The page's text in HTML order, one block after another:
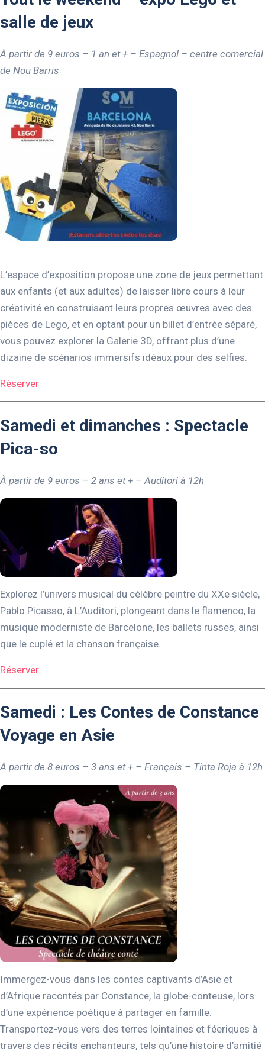
salle de jeux
À partir de 9 euros – 1 an et + – Espagnol – centre comercial
de Nou Barris
L’espace d’exposition propose une zone de jeux permettant
aux enfants (et aux adultes) de laisser libre cours à leur
créativité en construisant leurs propres œuvres avec des
pièces de Lego, et en optant pour un billet d’entrée séparé,
vous pouvez explorer la Galerie 3D, offrant plus d’une
dizaine de scénarios immersifs idéaux pour des selfies.
Réserver
Samedi et dimanches : Spectacle
Pica-so
À partir de 9 euros – 2 ans et + – Auditori à 12h
Explorez l’univers musical du célèbre peintre du XXe siècle,
Pablo Picasso, à L’Auditori, plongeant dans le flamenco, la
musique moderniste de Barcelone, les ballets russes, ainsi
que le cuplé et la chanson française.
Réserver
Samedi : Les Contes de Constance
Voyage en Asie
À partir de 8 euros – 3 ans et + – Français – Tinta Roja à 12h
Immergez-vous dans les contes captivants d’Asie et
d’Afrique racontés par Constance, la globe-conteuse, lors
d’une expérience poétique à partager en famille.
Transportez-vous vers des terres lointaines et féeriques à
travers des récits enchanteurs, tels qu’une histoire d’amitié